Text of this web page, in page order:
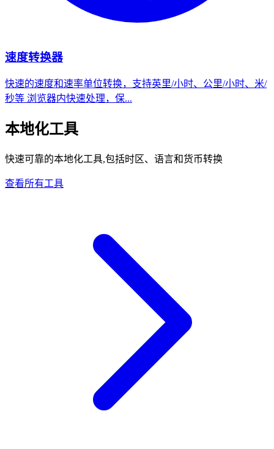
速度转换器
快速的速度和速率单位转换，支持英里/小时、公里/小时、米/
秒等 浏览器内快速处理，保...
本地化工具
快速可靠的本地化工具,包括时区、语言和货币转换
查看所有工具